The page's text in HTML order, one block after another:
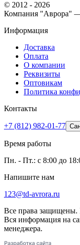
© 2012 - 2026
Компания "Аврора" —
Информация
Доставка
Оплата
О компании
Реквизиты
Оптовикам
Политика
Контакты
+7 (812) 982-01-77
Время работы
Пн. - Пт.: с 8:00 до
Напишите нам
123@td-avrora.ru
Все права защищены.
Вся информация на
менеджера.